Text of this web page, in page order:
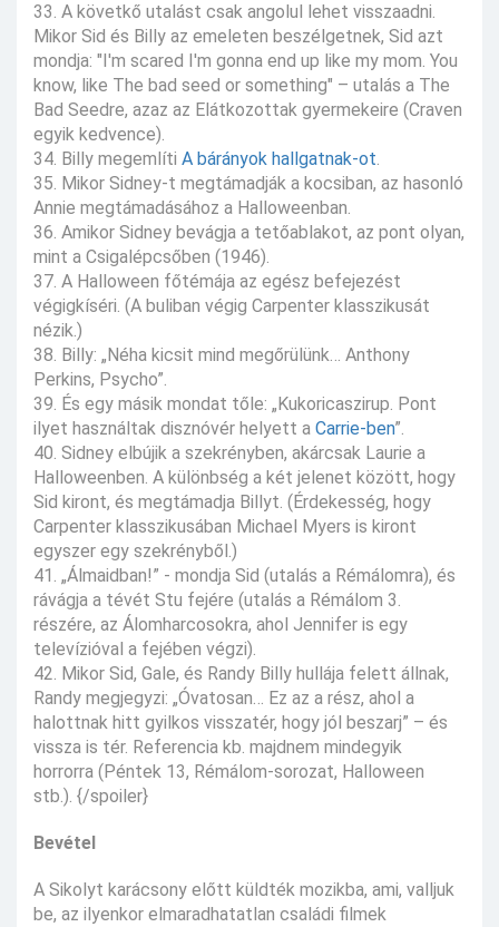
33. A követkő utalást csak angolul lehet visszaadni.
Mikor Sid és Billy az emeleten beszélgetnek, Sid azt
mondja: "I'm scared I'm gonna end up like my mom. You
know, like The bad seed or something" – utalás a The
Bad Seedre, azaz az Elátkozottak gyermekeire (Craven
egyik kedvence).
34. Billy megemlíti A bárányok hallgatnak-ot.
35. Mikor Sidney-t megtámadják a kocsiban, az hasonló
Annie megtámadásához a Halloweenban.
36. Amikor Sidney bevágja a tetőablakot, az pont olyan,
mint a Csigalépcsőben (1946).
37. A Halloween főtémája az egész befejezést
végigkíséri. (A buliban végig Carpenter klasszikusát
nézik.)
38. Billy: „Néha kicsit mind megőrülünk… Anthony
Perkins, Psycho”.
39. És egy másik mondat tőle: „Kukoricaszirup. Pont
ilyet használtak disznóvér helyett a Carrie-ben”.
40. Sidney elbújik a szekrényben, akárcsak Laurie a
Halloweenben. A különbség a két jelenet között, hogy
Sid kiront, és megtámadja Billyt. (Érdekesség, hogy
Carpenter klasszikusában Michael Myers is kiront
egyszer egy szekrényből.)
41. „Álmaidban!” - mondja Sid (utalás a Rémálomra), és
rávágja a tévét Stu fejére (utalás a Rémálom 3.
részére, az Álomharcosokra, ahol Jennifer is egy
televízióval a fejében végzi).
42. Mikor Sid, Gale, és Randy Billy hullája felett állnak,
Randy megjegyzi: „Óvatosan… Ez az a rész, ahol a
halottnak hitt gyilkos visszatér, hogy jól beszarj” – és
vissza is tér. Referencia kb. majdnem mindegyik
horrorra (Péntek 13, Rémálom-sorozat, Halloween
stb.). {/spoiler}
Bevétel
A Sikolyt karácsony előtt küldték mozikba, ami, valljuk
be, az ilyenkor elmaradhatatlan családi filmek